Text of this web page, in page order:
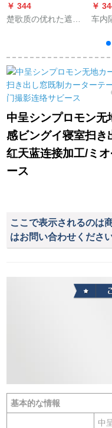
￥ 344
楚歌质の优れた遮光
ン15 cm大刺レスのア
クセセセセセセセセ
リング（15 cm大レエ
ス）
￥
车内
ア
风菱
隔て
伝言
中呈シンプロモン
感ビングイ寝室扫き
红天蓝连接加工/ミ
ース
ここで表示されるのは
はお問い合わせください
基本的な情報
中